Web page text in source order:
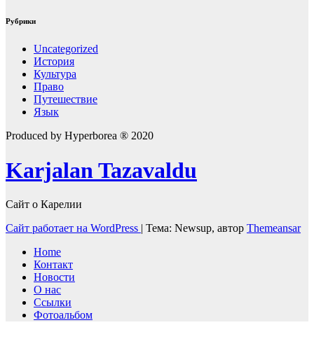
Рубрики
Uncategorized
История
Культура
Право
Путешествие
Язык
Produced by Hyperborea ® 2020
Karjalan Tazavaldu
Сайт о Карелии
Сайт работает на WordPress | Тема: Newsup, автор Themeansar
Home
Контакт
Новости
О нас
Ссылки
Фотоальбом